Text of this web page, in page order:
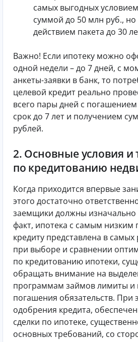
самых выгодных
суммой до 50 млн руб., но
действием пакета до 30
Важно! Если ипотеку можно
одной недели – до 7 дней, с
анкеты-заявки в банк, то
целевой кредит реально
всего пары дней с погашением
срок до 7 лет и получением
рублей.
2. Основные условия и
по кредитованию
Когда приходится впервые
этого достаточно
заемщики должны изначально
факт, ипотека с самым низким
кредиту представлена в
при выборе и сравнении
по кредитованию ипотеки,
обращать внимание на
программам займов лимиты и
погашения обязательств. При
одобрения кредита,
сделки по ипотеке,
основных требований, со